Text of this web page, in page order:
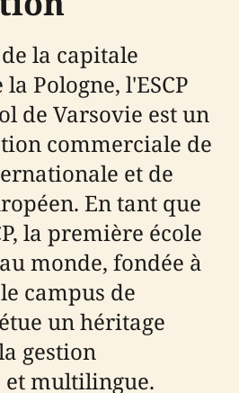
la capitale
Pologne, l'ESCP
de Varsovie est un
commerciale de
et de
En tant que
la première école
monde, fondée à
campus de
un héritage
gestion
multilingue.